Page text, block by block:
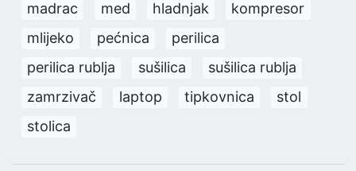
madrac
med hladnjak
kompresor
mlijeko
pećnica
perilica
perilica rublja
sušilica
sušilica rublja
zamrzivač
laptop tipkovnica
stol
stolica